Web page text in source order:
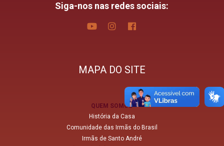
Siga-nos nas redes sociais:
MAPA DO SITE
QUEM SOMOS
História da Casa
Comunidade das Irmãs do Brasil
Irmãs de Santo André